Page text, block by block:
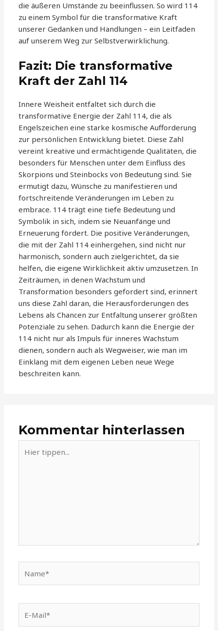
die äußeren Umstände zu beeinflussen. So wird 114
zu einem Symbol für die transformative Kraft
unserer Gedanken und Handlungen – ein Leitfaden
auf unserem Weg zur Selbstverwirklichung.
Fazit: Die transformative
Kraft der Zahl 114
Innere Weisheit entfaltet sich durch die
transformative Energie der Zahl 114, die als
Engelszeichen eine starke kosmische Aufforderung
zur persönlichen Entwicklung bietet. Diese Zahl
vereint kreative und ermächtigende Qualitäten, die
besonders für Menschen unter dem Einfluss des
Skorpions und Steinbocks von Bedeutung sind. Sie
ermutigt dazu, Wünsche zu manifestieren und
fortschreitende Veränderungen im Leben zu
embrace. 114 trägt eine tiefe Bedeutung und
Symbolik in sich, indem sie Neuanfänge und
Erneuerung fördert. Die positive Veränderungen,
die mit der Zahl 114 einhergehen, sind nicht nur
harmonisch, sondern auch zielgerichtet, da sie
helfen, die eigene Wirklichkeit aktiv umzusetzen. In
Zeiträumen, in denen Wachstum und
Transformation besonders gefordert sind, erinnert
uns diese Zahl daran, die Herausforderungen des
Lebens als Chancen zur Entfaltung unserer größten
Potenziale zu sehen. Dadurch kann die Energie der
114 nicht nur als Impuls für inneres Wachstum
dienen, sondern auch als Wegweiser, wie man im
Einklang mit dem eigenen Leben neue Wege
beschreiten kann.
Kommentar hinterlassen
tippen...
Mail*